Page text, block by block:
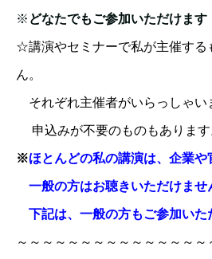
※ どなたでもご参加いただけます
☆講演やセミナーで私が主催する
ん。
それぞれ主催者がいらっしゃい
申込みが不要のものもあります
※ほとんどの私の講演は、企業
一般の方はお聴きいただけませ
下記は、一般の方もご参加いた
～～～～～～～～～～～～～～～